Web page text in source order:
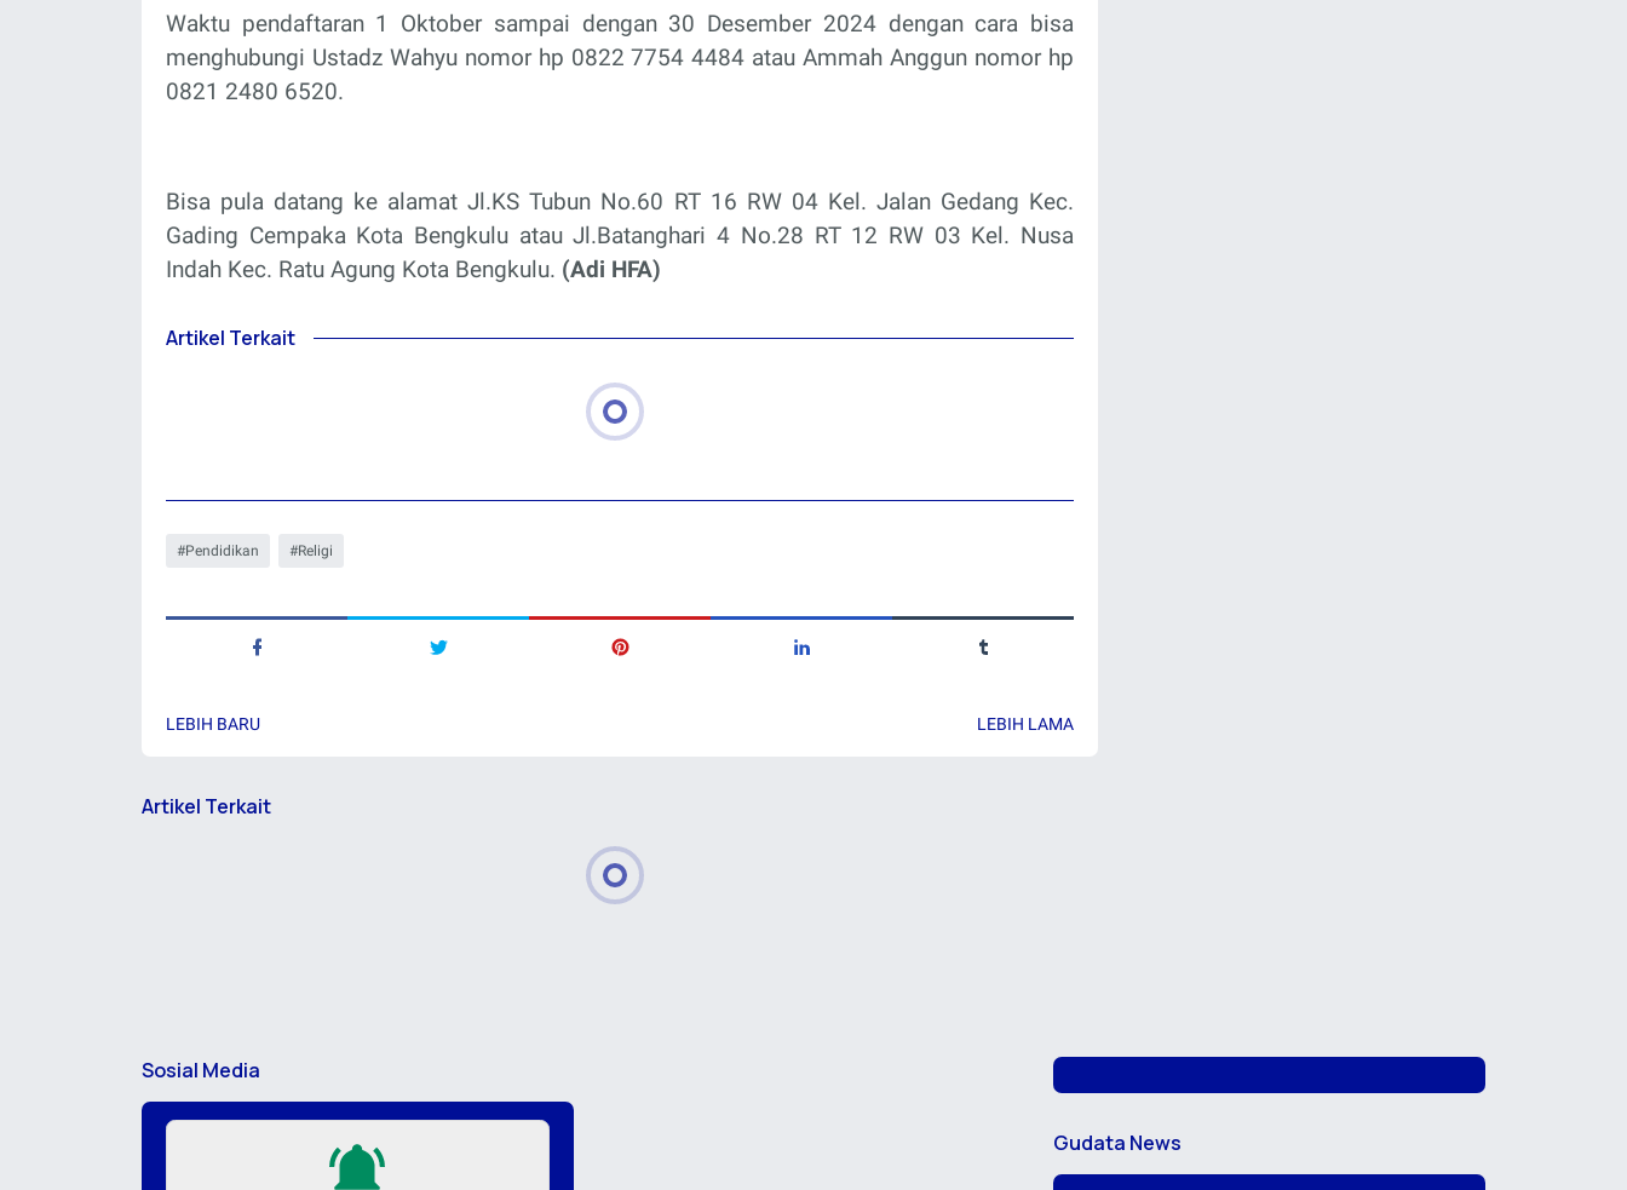
Waktu pendaftaran 1 Oktober sampai dengan 30 Desember 2024 dengan cara bisa
menghubungi Ustadz Wahyu nomor hp 0822 7754 4484 atau Ammah Anggun nomor hp
0821 2480 6520.
Bisa pula datang ke alamat Jl.KS Tubun No.60 RT 16 RW 04 Kel. Jalan Gedang Kec.
Gading Cempaka Kota Bengkulu atau Jl.Batanghari 4 No.28 RT 12 RW 03 Kel. Nusa
Indah Kec. Ratu Agung Kota Bengkulu. (Adi HFA)
Artikel Terkait
Pendidikan Religi
LEBIH BARU LEBIH LAMA
Artikel Terkait
Sosial Media
Gudata News